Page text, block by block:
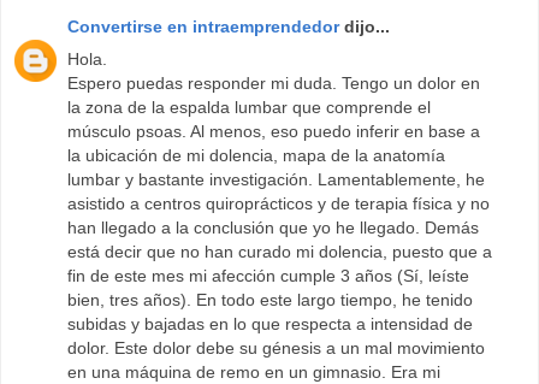
Convertirse en intraemprendedordijo...
Hola.
Espero puedas responder mi duda. Tengo un dolor en
la zona de la espalda lumbar que comprende el
músculo psoas. Al menos, eso puedo inferir en base a
la ubicación de mi dolencia, mapa de la anatomía
lumbar y bastante investigación. Lamentablemente, he
asistido a centros quiroprácticos y de terapia física y no
han llegado a la conclusión que yo he llegado. Demás
está decir que no han curado mi dolencia, puesto que a
fin de este mes mi afección cumple 3 años (Sí, leíste
bien, tres años). En todo este largo tiempo, he tenido
subidas y bajadas en lo que respecta a intensidad de
dolor. Este dolor debe su génesis a un mal movimiento
en una máquina de remo en un gimnasio. Era mi